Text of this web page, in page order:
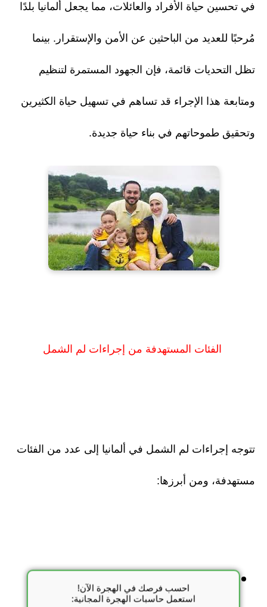
في تحسين حياة الأفراد والعائلات، مما يجعل ألمانيا بلدًا
مُرحبًا للعديد من الباحثين عن الأمن والإستقرار. بينما
تظل التحديات قائمة، فإن الجهود المستمرة لتنظيم
ومتابعة هذا الإجراء قد تساهم في تسهيل حياة الكثيرين
وتحقيق طموحاتهم في بناء حياة جديدة.
الفئات المستهدفة من إجراءات لم الشمل
تتوجه إجراءات لم الشمل في ألمانيا إلى عدد من الفئات
مستهدفة، ومن أبرزها:
احسب فرصك في الهجرة الآن!
استعمل حاسبات الهجرة المجانية: